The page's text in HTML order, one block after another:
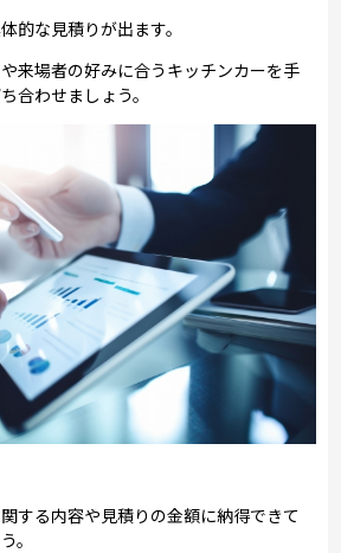
的な見積りが出ます。
来場者の好みに合うキッチンカーを手
合わせましょう。
する内容や見積りの金額に納得できて
。